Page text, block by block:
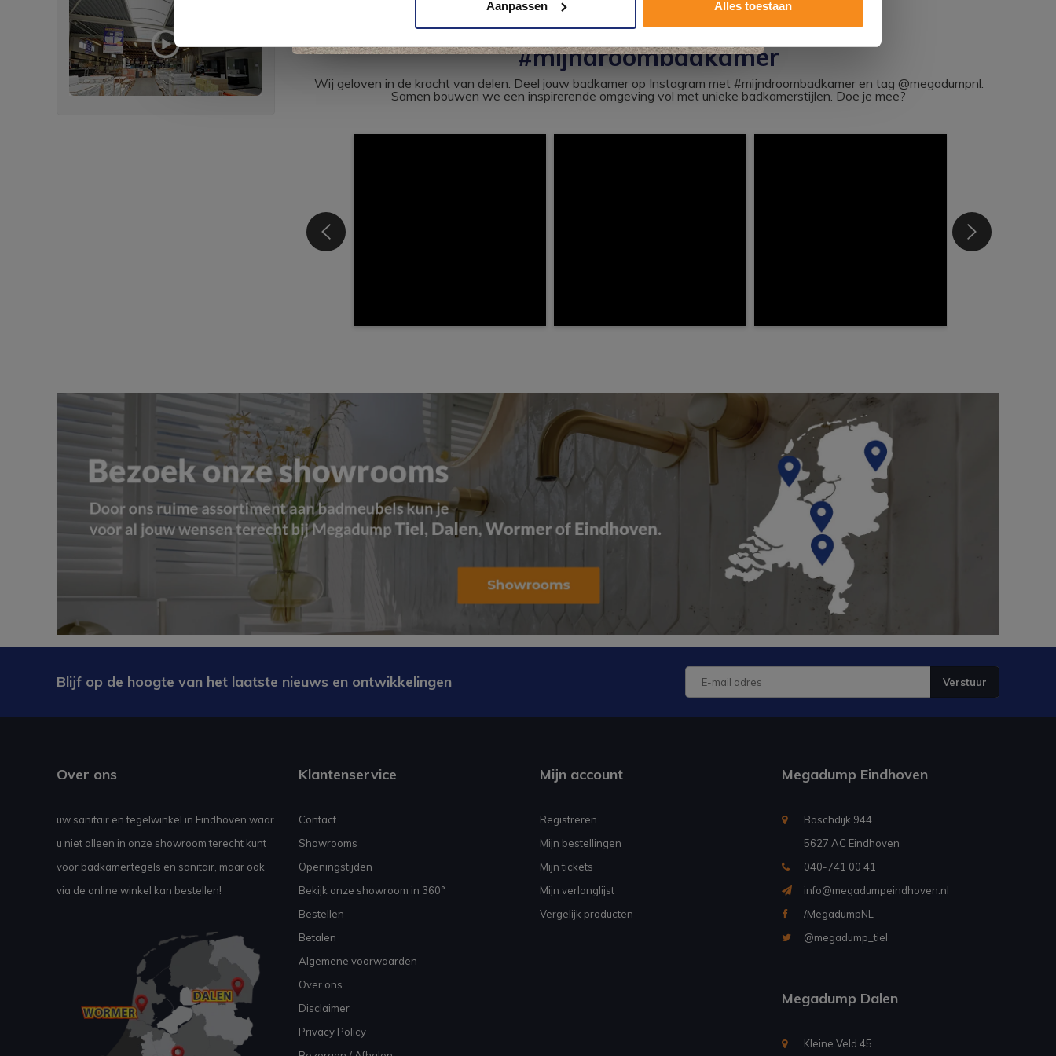
Aanpassen Alles toestaan
#mijndroombadkamer
Wij geloven in de kracht van delen. Deel jouw badkamer op Instagram met #mijndroombadkamer en tag @megadumpnl.
Samen bouwen we een inspirerende omgeving vol met unieke badkamerstijlen. Doe je mee?
Blijf op de hoogte van het laatste nieuws en ontwikkelingen Verstuur
Over ons
uw sanitair en tegelwinkel in Eindhoven waar
u niet alleen in onze showroom terecht kunt
voor badkamertegels en sanitair, maar ook
via de online winkel kan bestellen!
Klantenservice
Contact
Showrooms
Openingstijden
Bekijk onze showroom in 360°
Bestellen
Betalen
Algemene voorwaarden
Over ons
Disclaimer
Privacy Policy
Mijn account
Registreren
Mijn bestellingen
Mijn tickets
Mijn verlanglijst
Vergelijk producten
Megadump Eindhoven
Boschdijk 944
5627 AC Eindhoven
040-741 00 41
info@megadumpeindhoven.nl
/MegadumpNL
@megadump_tiel
Megadump Dalen
Kleine Veld 45
Kom langs en ervaar zelf het verschil!